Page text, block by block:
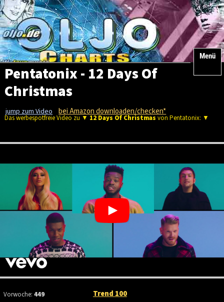
Menü
Pentatonix - 12 Days Of
Christmas
jump zum Video bei Amazon downloaden/checken*
Das werbespotfreie Video zu ▼ 12 Days Of Christmas von Pentatonix: ▼
Vorwoche: 449 Trend 100